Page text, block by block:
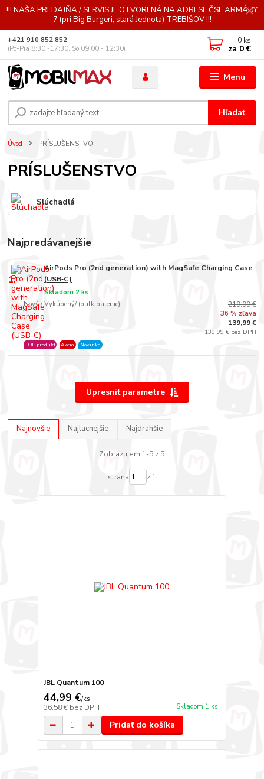
!!! NAŠA PREDAJŇA / SERVIS JE OTVORENÁ NA ADRESE ČSL.ARMÁDY
7 (pri Big Burgeri, stará Jednota) TREBIŠOV !!!
Menu
Hľadať
+421 910 852 852
(Po-Pia 8:30 -17:30, So 09:00 - 12:30)
0 ks
za 0 €
Úvod PRÍSLUŠENSTVO
PRÍSLUŠENSTVO
Slúchadlá
Najpredávanejšie
1.
AirPods Pro (2nd generation) with MagSafe Charging Case
(USB‑C)
Nový / Vykúpený/ (bulk balenie)
Skladom 2 ks
TOP produkt Akcia Novinka
219,99 €
36 % zľava
139,99 €
139,99 € bez DPH
Upresniť parametre
Najnovšie Najlacnejšie Najdrahšie
Zobrazujem 1-5 z 5
strana z 1
JBL Quantum 100
44,99 €/ks
36,58 € bez DPH Skladom 1 ks
Pridať do košíka